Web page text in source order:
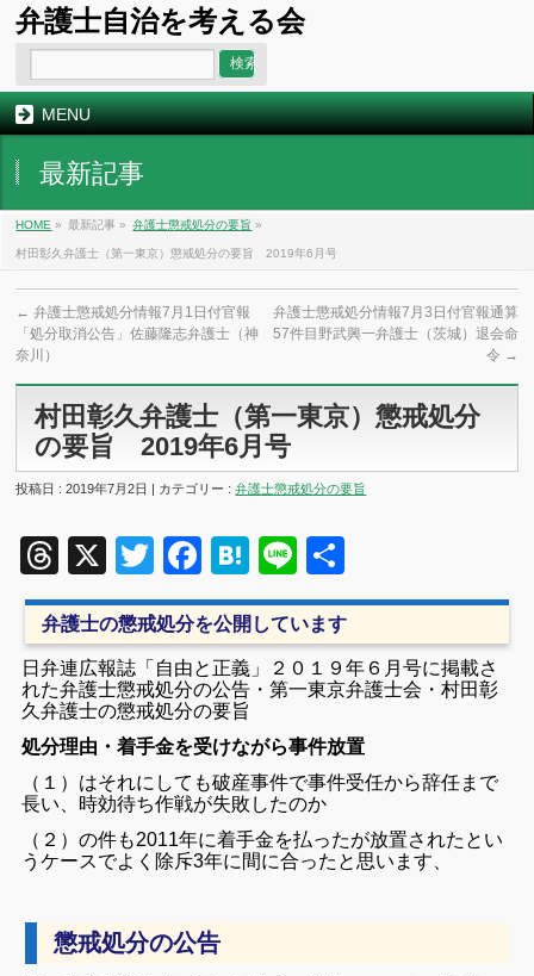
弁護士自治を考える会
MENU
最新記事
HOME » 最新記事 » 弁護士懲戒処分の要旨 »
村田彰久弁護士（第一東京）懲戒処分の要旨 2019年6月号
← 弁護士懲戒処分情報7月1日付官報
「処分取消公告」佐藤隆志弁護士（神
奈川）
弁護士懲戒処分情報7月3日付官報通算
57件目野武興一弁護士（茨城）退会命
令 →
村田彰久弁護士（第一東京）懲戒処分
の要旨 2019年6月号
投稿日 : 2019年7月2日 | カテゴリー :弁護士懲戒処分の要旨
Threads
X TwitterFacebook
Hatena
Line
有
弁護士の懲戒処分を公開しています
日弁連広報誌「自由と正義」２０１９年６月号に掲載さ
れた弁護士懲戒処分の公告・第一東京弁護士会・村田彰
久弁護士の懲戒処分の要旨
処分理由・着手金を受けながら事件放置
（１）はそれにしても破産事件で事件受任から辞任まで
長い、時効待ち作戦が失敗したのか
（２）の件も2011年に着手金を払ったが放置されたとい
うケースでよく除斥3年に間に合ったと思います、
懲戒処分の公告